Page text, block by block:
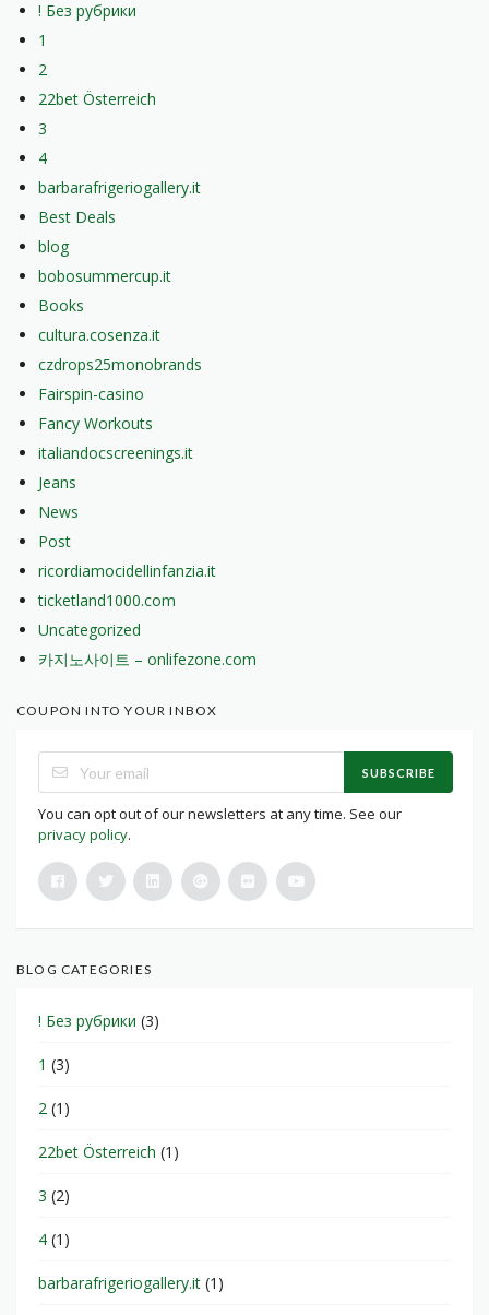
! Без рубрики
1
2
22bet Österreich
3
4
barbarafrigeriogallery.it
Best Deals
blog
bobosummercup.it
Books
cultura.cosenza.it
czdrops25monobrands
Fairspin-casino
Fancy Workouts
italiandocscreenings.it
Jeans
News
Post
ricordiamocidellinfanzia.it
ticketland1000.com
Uncategorized
카지노사이트 – onlifezone.com
COUPON INTO YOUR INBOX
SUBSCRIBE
You can opt out of our newsletters at any time. See our
privacy policy.
BLOG CATEGORIES
! Без рубрики (3)
1 (3)
2 (1)
22bet Österreich (1)
3 (2)
4 (1)
barbarafrigeriogallery.it (1)